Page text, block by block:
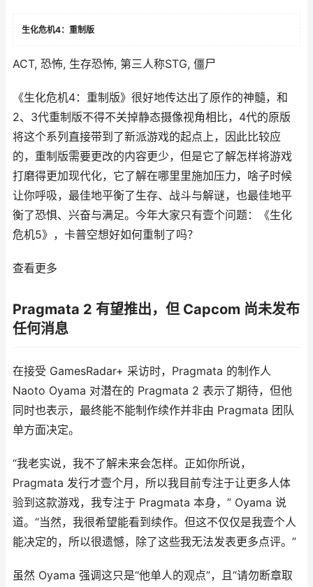
生化危机4：重制版
ACT, 恐怖, 生存恐怖, 第三人称STG, 僵尸
《生化危机4：重制版》很好地传达出了原作的神髓，和
2、3代重制版不得不关掉静态摄像视角相比，4代的原版
将这个系列直接带到了新派游戏的起点上，因此比较应
的，重制版需要更改的内容更少，但是它了解怎样将游戏
打磨得更加现代化，它了解在哪里里施加压力，啥子时候
让你呼吸，最佳地平衡了生存、战斗与解谜，也最佳地平
衡了恐惧、兴奋与满足。今年大家只有壹个问题：《生化
危机5》，卡普空想好如何重制了吗？
查看更多
Pragmata 2 有望推出，但 Capcom 尚未发布
任何消息
在接受 GamesRadar+ 采访时，Pragmata 的制作人
Naoto Oyama 对潜在的 Pragmata 2 表示了期待，但他
同时也表示，最终能不能制作续作并非由 Pragmata 团队
单方面决定。
“我老实说，我不了解未来会怎样。正如你所说，
Pragmata 发行才壹个月，所以我目前专注于让更多人体
验到这款游戏，我专注于 Pragmata 本身，” Oyama 说
道。“当然，我很希望能看到续作。但这不仅仅是我壹个人
能决定的，所以很遗憾，除了这些我无法发表更多点评。”
虽然 Oyama 强调这只是“他单人的观点”，且“请勿断章取